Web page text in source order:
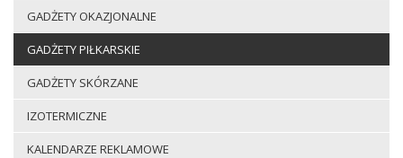
GADŻETY OKAZJONALNE
GADŻETY PIŁKARSKIE
GADŻETY SKÓRZANE
IZOTERMICZNE
KALENDARZE REKLAMOWE